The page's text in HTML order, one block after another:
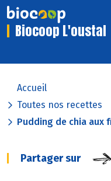
Biocoop L'oustal
Accueil
Toutes nos recettes
Pudding de chia aux
Partager sur